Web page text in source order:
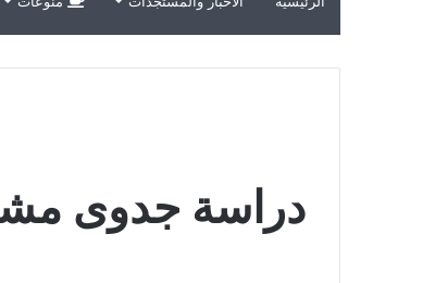
دراسة جدوى